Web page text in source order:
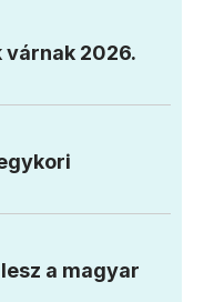
várnak 2026.
a magyar